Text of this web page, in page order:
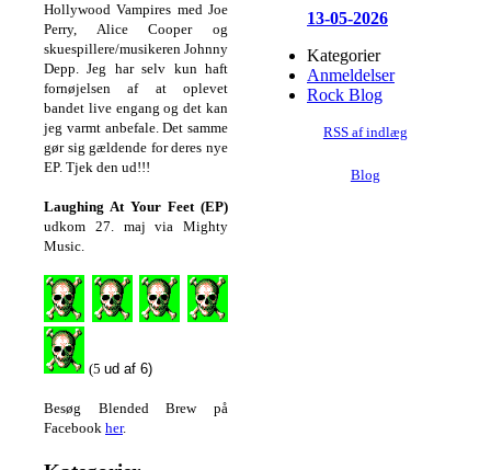
Hollywood Vampires med Joe
Perry, Alice Cooper og
skuespillere/musikeren Johnny
Depp. Jeg har selv kun haft
fornøjelsen af at oplevet
bandet live engang og det kan
jeg varmt anbefale. Det samme
gør sig gældende for deres nye
EP. Tjek den ud!!!
Laughing At Your Feet (EP)
udkom 27. maj via Mighty
Music.
(5 ud af 6)
Besøg Blended Brew på
Facebook her.
13-05-2026
Kategorier
Anmeldelser
Rock Blog
RSS af indlæg
Blog